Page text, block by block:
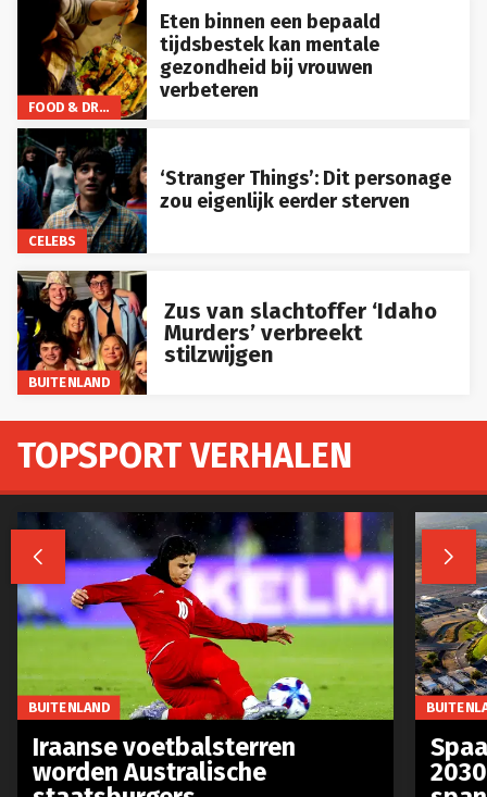
FOOD & DRINKS
Eten binnen een bepaald
tijdsbestek kan mentale
gezondheid bij vrouwen
verbeteren
CELEBS
‘Stranger Things’: Dit personage
zou eigenlijk eerder sterven
BUITENLAND
Murders’ verbreekt
stilzwijgen
TOPSPORT VERHALEN
BUITENLAND
Iraanse voetbalsterren
worden Australische
staatsburgers